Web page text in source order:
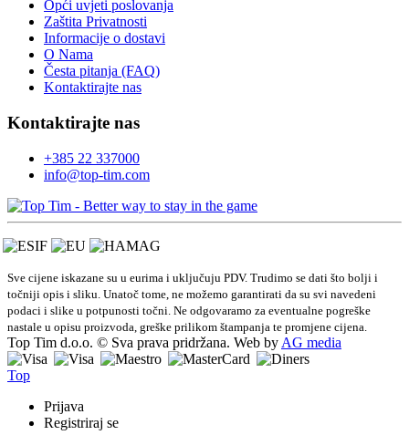
Opći uvjeti poslovanja
Zaštita Privatnosti
Informacije o dostavi
O Nama
Česta pitanja (FAQ)
Kontaktirajte nas
Kontaktirajte nas
+385 22 337000
info@top-tim.com
Sve cijene iskazane su u eurima i uključuju PDV. Trudimo se dati što bolji i
točniji opis i sliku. Unatoč tome, ne možemo garantirati da su svi navedeni
podaci i slike u potpunosti točni. Ne odgovaramo za eventualne pogreške
nastale u opisu proizvoda, greške prilikom štampanja te promjene cijena.
Top Tim d.o.o. © Sva prava pridržana. Web by AG media
Top
Prijava
Registriraj se